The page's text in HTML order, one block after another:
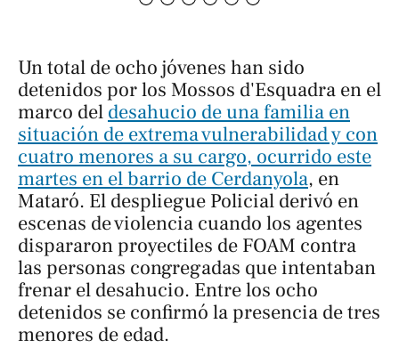
Un total de ocho jóvenes han sido
detenidos por los Mossos d'Esquadra en el
marco del desahucio de una familia en
situación de extrema vulnerabilidad y con
cuatro menores a su cargo, ocurrido este
martes en el barrio de Cerdanyola, en
Mataró. El despliegue Policial derivó en
escenas de violencia cuando los agentes
dispararon proyectiles de FOAM contra
las personas congregadas que intentaban
frenar el desahucio. Entre los ocho
detenidos se confirmó la presencia de tres
menores de edad.